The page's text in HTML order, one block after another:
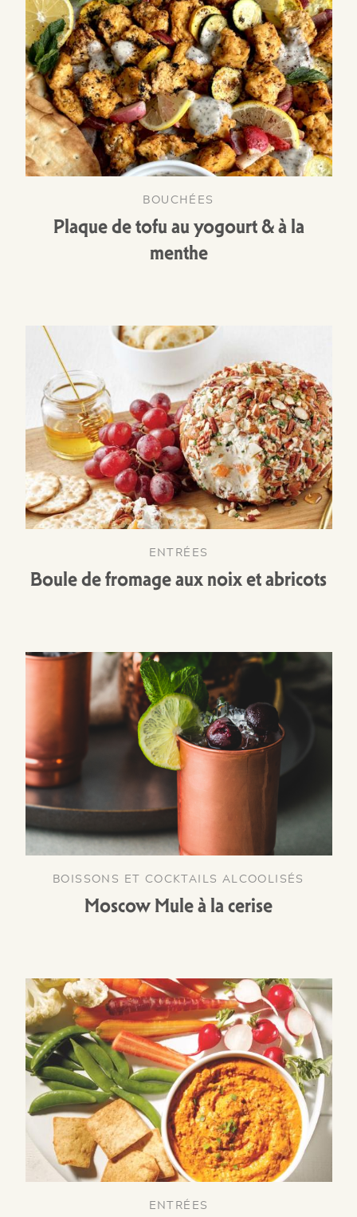
BOUCHÉES
Plaque de tofu au yogourt & à la
menthe
ENTRÉES
Boule de fromage aux noix et abricots
BOISSONS ET COCKTAILS ALCOOLISÉS
Moscow Mule à la cerise
ENTRÉES